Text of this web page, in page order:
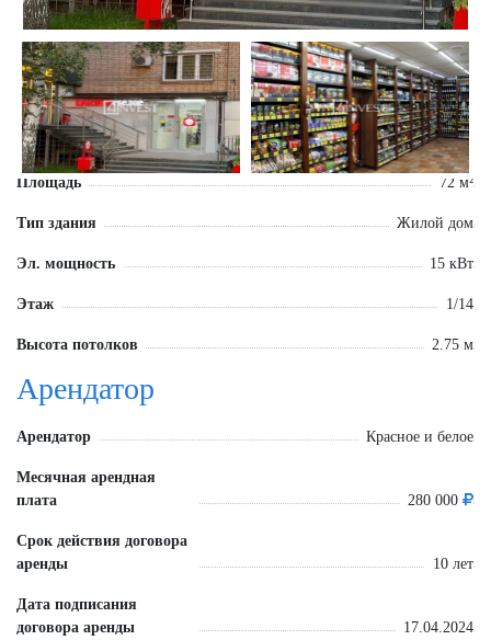
Площадь 72 м²
Тип здания Жилой дом
Эл. мощность 15 кВт
Этаж 1/14
Высота потолков 2.75 м
Арендатор
Арендатор Красное и белое
Месячная арендная
плата
280 000
Срок действия договора
аренды
10 лет
Дата подписания
договора аренды
17.04.2024